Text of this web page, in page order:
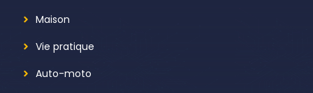
Maison
Vie pratique
Auto-moto